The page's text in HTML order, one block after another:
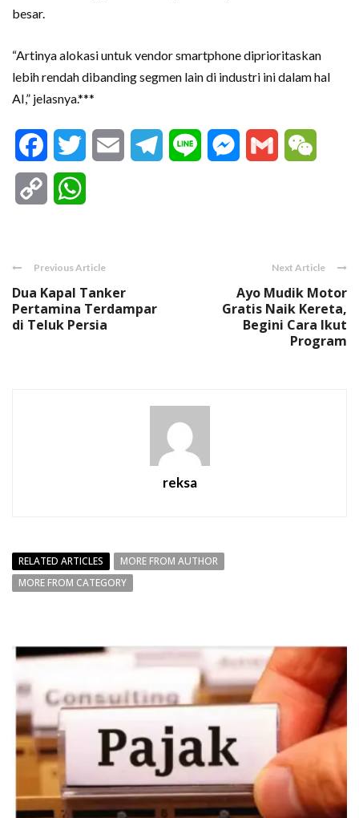
besar.
“Artinya alokasi untuk vendor smartphone diprioritaskan
lebih rendah dibanding segmen lain di industri ini dalam hal
AI,” jelasnya.***
FacebookTwitter Email Telegram
Line Messenger
Gmail
Copy
Previous Article
Dua Kapal Tanker
Pertamina Terdampar
di Teluk Persia
Next Article
Ayo Mudik Motor
Gratis Naik Kereta,
Begini Cara Ikut
Program
reksa
RELATED ARTICLES
MORE FROM AUTHOR
MORE FROM CATEGORY